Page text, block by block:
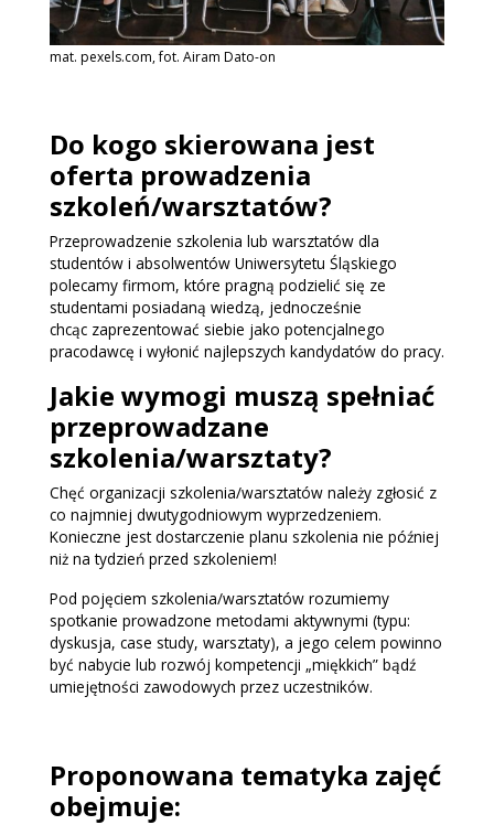
mat. pexels.com, fot. Airam Dato-on
Do kogo skierowana jest
oferta prowadzenia
szkoleń/warsztatów?
Przeprowadzenie szkolenia lub warsztatów dla
studentów i absolwentów Uniwersytetu Śląskiego
polecamy firmom, które pragną podzielić się ze
studentami posiadaną wiedzą, jednocześnie
chcąc zaprezentować siebie jako potencjalnego
pracodawcę i wyłonić najlepszych kandydatów do pracy.
Jakie wymogi muszą spełniać
przeprowadzane
szkolenia/warsztaty?
Chęć organizacji szkolenia/warsztatów należy zgłosić z
co najmniej dwutygodniowym wyprzedzeniem.
Konieczne jest dostarczenie planu szkolenia nie później
niż na tydzień przed szkoleniem!
Pod pojęciem szkolenia/warsztatów rozumiemy
spotkanie prowadzone metodami aktywnymi (typu:
dyskusja, case study, warsztaty), a jego celem powinno
być nabycie lub rozwój kompetencji „miękkich” bądź
umiejętności zawodowych przez uczestników.
Proponowana tematyka zajęć
obejmuje: